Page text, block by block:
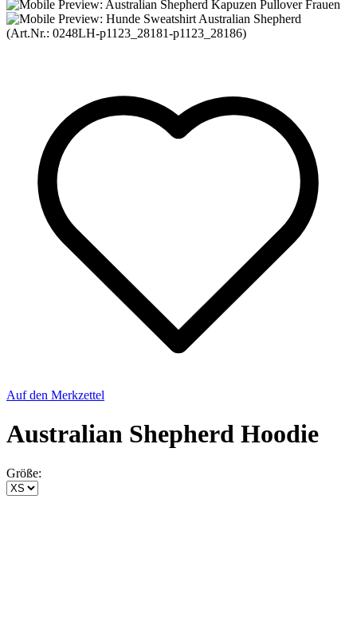
(Art.Nr.: 0248LH-p1123_28181-p1123_28186)
Auf den Merkzettel
Australian Shepherd Hoodie
Größe: